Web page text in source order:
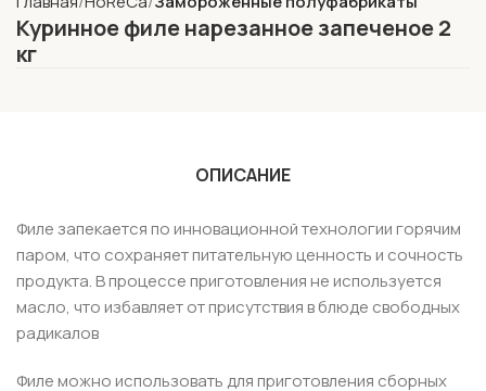
Куринное филе нарезанное запеченое 2
кг
ОПИСАНИЕ
Филе запекается по инновационной технологии горячим
паром, что сохраняет питательную ценность и сочность
продукта. В процессе приготовления не используется
масло, что избавляет от присутствия в блюде свободных
радикалов
Филе можно использовать для приготовления сборных